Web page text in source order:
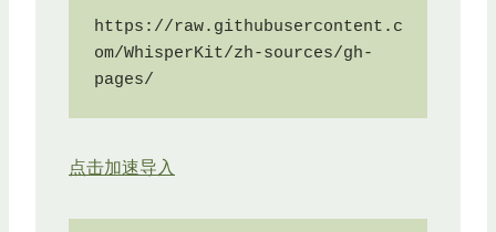
https://raw.githubusercontent.c
om/WhisperKit/zh-sources/gh-
pages/
点击加速导入